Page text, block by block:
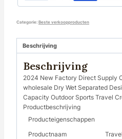
Categorie: Beste verkoopproducten
Beschrijving
Beschrijving
2024 New Factory Direct Supply
wholesale Dry Wet Separated
Capacity Outdoor Sports Travel
Productbeschrijving
Producteigenschappen
Productnaam